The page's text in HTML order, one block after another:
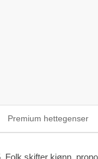
Premium hettegenser
Folk skifter kjønn,